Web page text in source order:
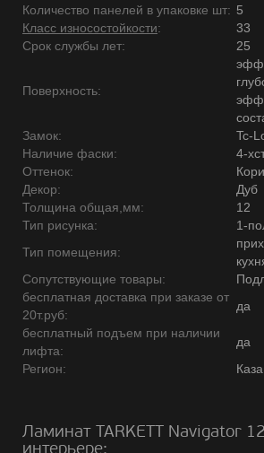
Количество панелей в упаковке шт: 5
Класс износостойкости:
33
Срок службы лет:
25
Поверхность:
Замок:
Tc-
Наличие фаски:
4-
Оттенок:
Декор:
Дуб
Толщина общая,мм:
12
Тип рисунка:
1-
Тип помещения:
Сопутствующие товары:
бесплатная доставка при заказе от
20т.руб:
да
бесплатный подъем при наличии
лифта:
да
Регион:
Ламинат TARKETT Navigator
интерьере: